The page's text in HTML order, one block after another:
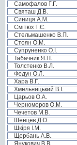
Самофалов Г.Г.
Святаш Д.В.
Синиця А.М.
Смітюх Г.Є.
Стельмашенко В.П.
Стоян О.М.
Супруненко О.І.
Табачник Я.П.
Толстенко В.Л.
Федун О.Л.
Хара В.Г.
Хмельницький В.І.
Царьов О.А.
Черноморов О.М.
Чечетов М.В.
Шенцев Д.О.
Шкіря І.М.
Щербань А.В.
Янукович В.В.